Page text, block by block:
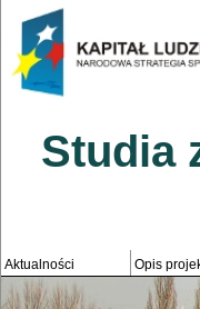
Studia
Aktualności Opis